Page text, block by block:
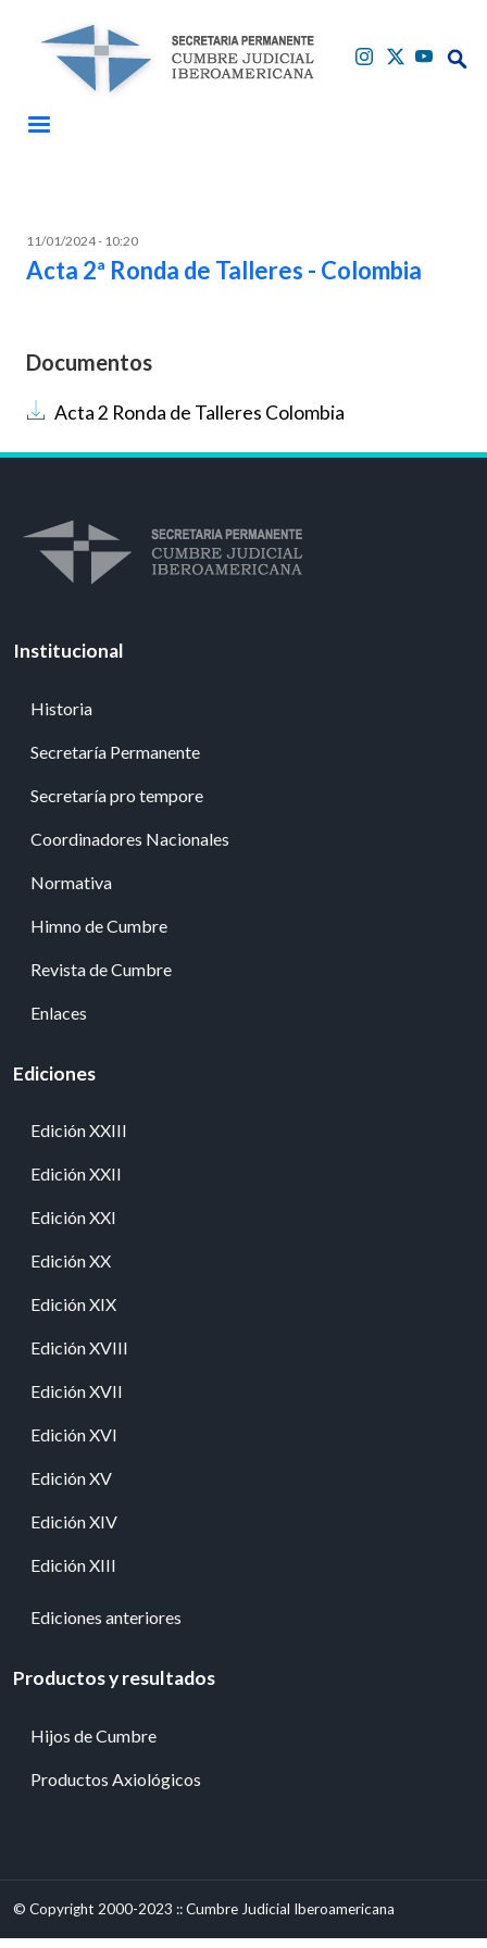
11/01/2024 - 10:20
Acta 2ª Ronda de Talleres - Colombia
Documentos
Documento
Acta 2 Ronda de Talleres Colombia
Institucional
Historia
Secretaría Permanente
Secretaría pro tempore
Coordinadores Nacionales
Normativa
Himno de Cumbre
Revista de Cumbre
Enlaces
Ediciones
Edición XXIII
Edición XXII
Edición XXI
Edición XX
Edición XIX
Edición XVIII
Edición XVII
Edición XVI
Edición XV
Edición XIV
Edición XIII
Ediciones anteriores
Productos y resultados
Hijos de Cumbre
Productos Axiológicos
© Copyright 2000-2023 :: Cumbre Judicial Iberoamericana